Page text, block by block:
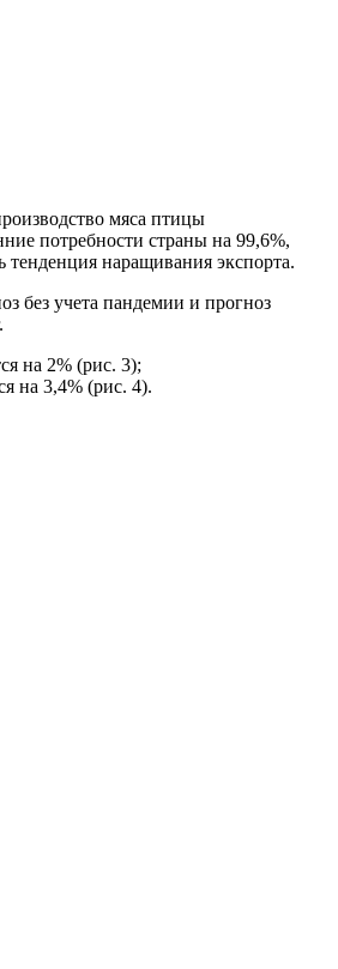
мяса птицы
потребности страны на 99,6%,
тенденция наращивания экспорта.
без учета пандемии и прогноз
на 2% (рис. 3);
на 3,4% (рис. 4).